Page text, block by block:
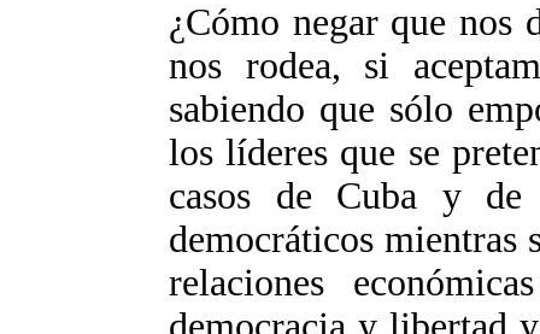
¿Cómo negar que nos
nos rodea, si
sabiendo que sólo
los líderes que se
casos de Cuba y
democráticos mientras
relaciones